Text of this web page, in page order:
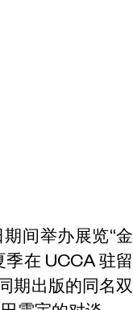
间举办展览“金
季在 UCCA 驻留
期出版的同名双